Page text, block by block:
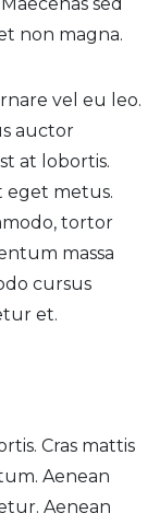
non magna.
vel eu leo.
auctor
at lobortis.
eget metus.
tortor
massa
cursus
et.
Cras mattis
Aenean
Aenean